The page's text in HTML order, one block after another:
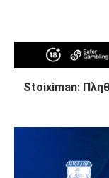
Stoiximan: